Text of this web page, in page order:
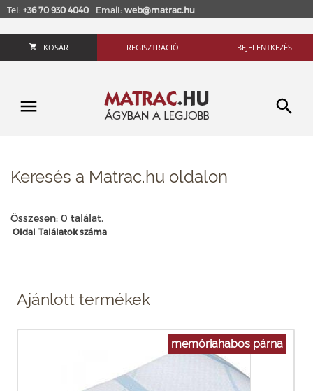
Tel: +36 70 930 4040 Email: web@matrac.hu
KOSÁR REGISZTRÁCIÓ BEJELENTKEZÉS
Keresés a Matrac.hu oldalon
Összesen: 0 találat.
Oldal Találatok száma
Ajánlott termékek
memóriahabos párna